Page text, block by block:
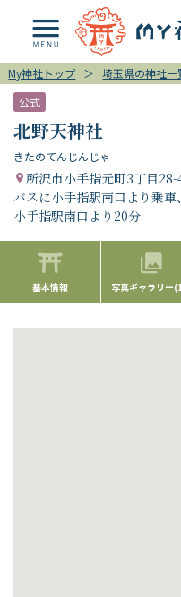
My神社トップ ＞ 埼玉県の神社一
公式
北野天神社
きたのてんじんじゃ
所沢市小手指元町3丁目28-
バスに小手指駅南口より乗車
小手指駅南口より20分
基本情報 写真ギャラリー